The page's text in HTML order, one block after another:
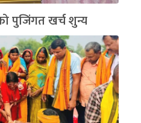
पुजिंगत खर्च शुन्य